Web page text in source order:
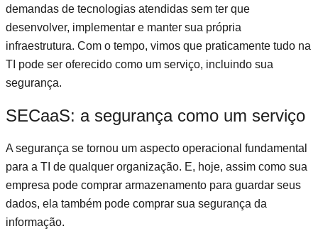
demandas de tecnologias atendidas sem ter que
desenvolver, implementar e manter sua própria
infraestrutura. Com o tempo, vimos que praticamente tudo na
TI pode ser oferecido como um serviço, incluindo sua
segurança.
SECaaS: a segurança como um serviço
A segurança se tornou um aspecto operacional fundamental
para a TI de qualquer organização. E, hoje, assim como sua
empresa pode comprar armazenamento para guardar seus
dados, ela também pode comprar sua segurança da
informação.